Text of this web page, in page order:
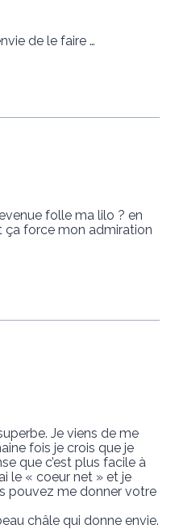
de le faire …
folle ma lilo ? en
ça force mon admiration
Je viens de me
fois je crois que je
que c’est plus facile à
le « coeur net » et je
pouvez me donner votre
châle qui donne envie.